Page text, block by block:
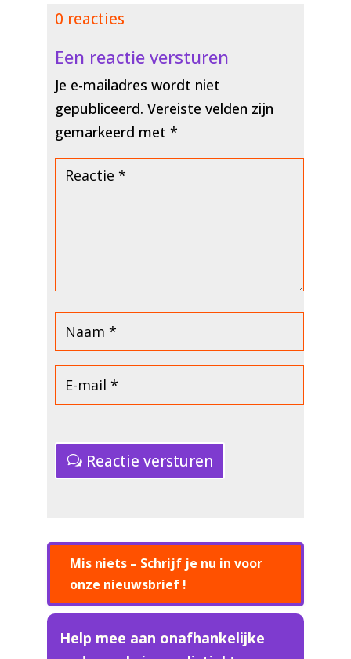
0 reacties
Een reactie versturen
Je e-mailadres wordt niet
gepubliceerd. Vereiste velden zijn
gemarkeerd met *
Reactie versturen
Mis niets – Schrijf je nu in voor
onze nieuwsbrief !
Help mee aan onafhankelijke